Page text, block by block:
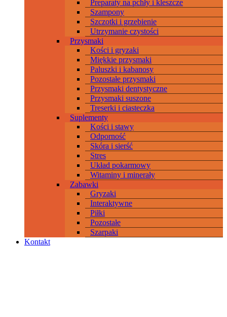
Preparaty na pchły i kleszcze
Szampony
Szczotki i grzebienie
Utrzymanie czystości
Przysmaki
Kości i gryzaki
Miękkie przysmaki
Paluszki i kabanosy
Pozostałe przysmaki
Przysmaki dentystyczne
Przysmaki suszone
Treserki i ciasteczka
Suplementy
Kości i stawy
Odporność
Skóra i sierść
Stres
Układ pokarmowy
Witaminy i minerały
Zabawki
Gryzaki
Interaktywne
Piłki
Pozostałe
Szarpaki
Kontakt